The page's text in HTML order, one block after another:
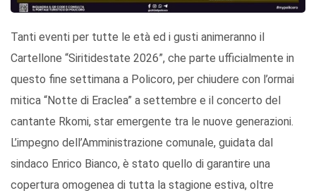
Tanti eventi per tutte le età ed i gusti animeranno il
Cartellone “Siritidestate 2026”, che parte ufficialmente in
questo fine settimana a Policoro, per chiudere con l’ormai
mitica “Notte di Eraclea” a settembre e il concerto del
cantante Rkomi, star emergente tra le nuove generazioni.
L’impegno dell’Amministrazione comunale, guidata dal
sindaco Enrico Bianco, è stato quello di garantire una
copertura omogenea di tutta la stagione estiva, oltre